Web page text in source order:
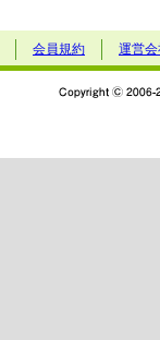
会員規約 運営